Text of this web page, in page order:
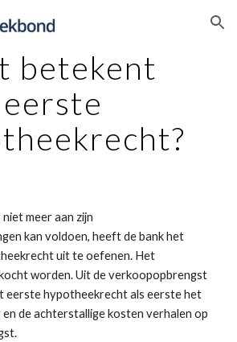
Skip to navigation
betekent
eerste
meer aan zijn
kan voldoen, heeft de bank het
uit te oefenen. Het
worden. Uit de verkoopopbrengst
eerste hypotheekrecht als eerste het
de achterstallige kosten verhalen op